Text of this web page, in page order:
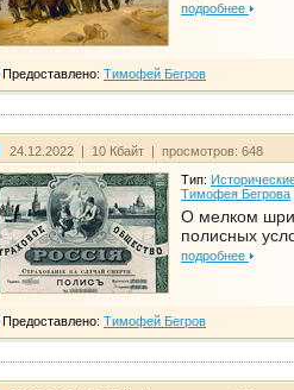
подробнее
Предоставлено: Тимофей Бегров
24.12.2022 | 10 Кбайт | просмотров: 648
Тип:
Тимофея Бегрова
О мелком
полисных
подробнее
Предоставлено: Тимофей Бегров